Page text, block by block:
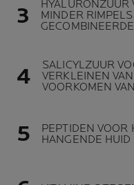
HYALURONZUUR
MINDER
SALICYLZUUR
VERKLEINEN
VOORKOMEN
PEPTIDEN VOOR
HANGENDE HUID